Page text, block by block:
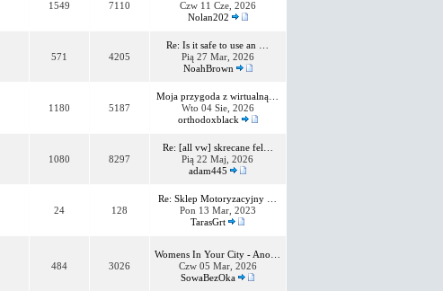
1549 7110
Czw 11 Cze, 2026
Nolan202
571 4205
Re: Is it safe to use an …
Pią 27 Mar, 2026
NoahBrown
1180 5187
Moja przygoda z wirtualną…
Wto 04 Sie, 2026
orthodoxblack
1080 8297
Re: [all vw] skrecane fel…
Pią 22 Maj, 2026
adam445
24 128
Re: Sklep Motoryzacyjny …
Pon 13 Mar, 2023
TarasGrt
484 3026
Womens In Your City - Ano…
Czw 05 Mar, 2026
SowaBezOka